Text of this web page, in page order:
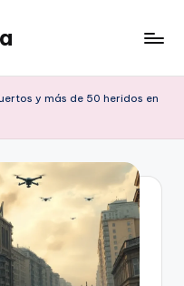
y más de 50 heridos en